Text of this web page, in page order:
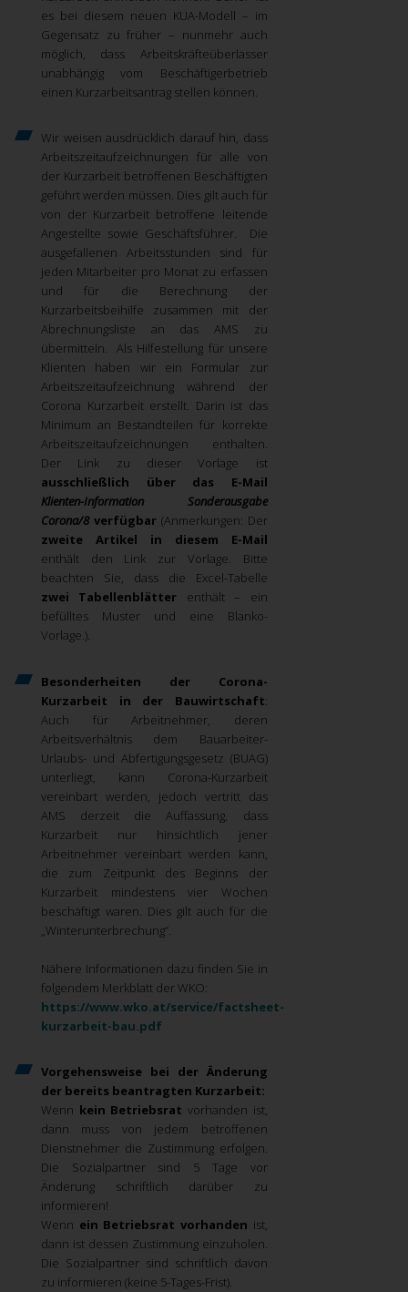
es bei diesem neuen KUA-Modell – im
Gegensatz zu früher – nunmehr auch
möglich, dass Arbeitskräfteüberlasser
unabhängig vom Beschäftigerbetrieb
einen Kurzarbeitsantrag stellen können.
Wir weisen ausdrücklich darauf hin, dass
Arbeitszeitaufzeichnungen für alle von
der Kurzarbeit betroffenen Beschäftigten
geführt werden müssen. Dies gilt auch für
von der Kurzarbeit betroffene leitende
Angestellte sowie Geschäftsführer. Die
ausgefallenen Arbeitsstunden sind für
jeden Mitarbeiter pro Monat zu erfassen
und für die Berechnung der
Kurzarbeitsbeihilfe zusammen mit der
Abrechnungsliste an das AMS zu
übermitteln. Als Hilfestellung für unsere
Klienten haben wir ein Formular zur
Arbeitszeitaufzeichnung während der
Corona Kurzarbeit erstellt. Darin ist das
Minimum an Bestandteilen für korrekte
Arbeitszeitaufzeichnungen enthalten.
Der Link zu dieser Vorlage ist
ausschließlich über das E-Mail
Klienten-Information Sonderausgabe
Corona/8verfügbar(Anmerkungen: Der
zweite Artikel in diesem E-Mail
enthält den Link zur Vorlage. Bitte
beachten Sie, dass die Excel-Tabelle
zwei Tabellenblätter enthält – ein
befülltes Muster und eine Blanko-
Vorlage.).
Besonderheiten der Corona-
Kurzarbeit in der Bauwirtschaft:
Auch für Arbeitnehmer, deren
Arbeitsverhältnis dem Bauarbeiter-
Urlaubs- und Abfertigungsgesetz (BUAG)
unterliegt, kann Corona-Kurzarbeit
vereinbart werden, jedoch vertritt das
AMS derzeit die Auffassung, dass
Kurzarbeit nur hinsichtlich jener
Arbeitnehmer vereinbart werden kann,
die zum Zeitpunkt des Beginns der
Kurzarbeit mindestens vier Wochen
beschäftigt waren. Dies gilt auch für die
„Winterunterbrechung“.
Nähere Informationen dazu finden Sie in
folgendem Merkblatt der WKO:
https://www.wko.at/service/factsheet-
kurzarbeit-bau.pdf
Vorgehensweise bei der Änderung
der bereits beantragten Kurzarbeit:
Wenn kein Betriebsrat vorhanden ist,
dann muss von jedem betroffenen
Dienstnehmer die Zustimmung erfolgen.
Die Sozialpartner sind 5 Tage vor
Änderung schriftlich darüber zu
informieren!
Wenn ein Betriebsrat vorhanden ist,
dann ist dessen Zustimmung einzuholen.
Die Sozialpartner sind schriftlich davon
zu informieren (keine 5-Tages-Frist).